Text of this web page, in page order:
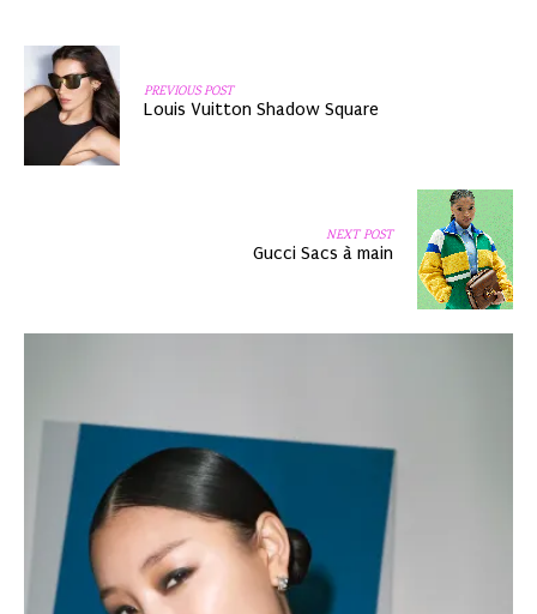
PREVIOUS POST
Louis Vuitton Shadow Square
NEXT POST
Gucci Sacs à main